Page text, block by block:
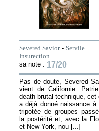
Severed Savior- Servile
Insurection
sa note : 17/20
Pas de doute, Severed
vient de Californie.
death brutal technique, cet
a déjà donné naissance à
tripotée de groupes
la postérité et, avec la
et New York, nou [...]